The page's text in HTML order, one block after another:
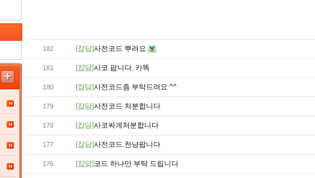
182 [잡담]사전코드 뿌려요
181 [잡담]사코 팝니다. 카똑
180 [잡담]사전코드좀 부탁드려요 ^^
179 [잡담]사전코드 처분합니다
178 [잡담]사코싸게처분합니다
177 [잡담]사전코드.천냥팝니다
176 [잡담]코드 하나만 부탁 드립니다